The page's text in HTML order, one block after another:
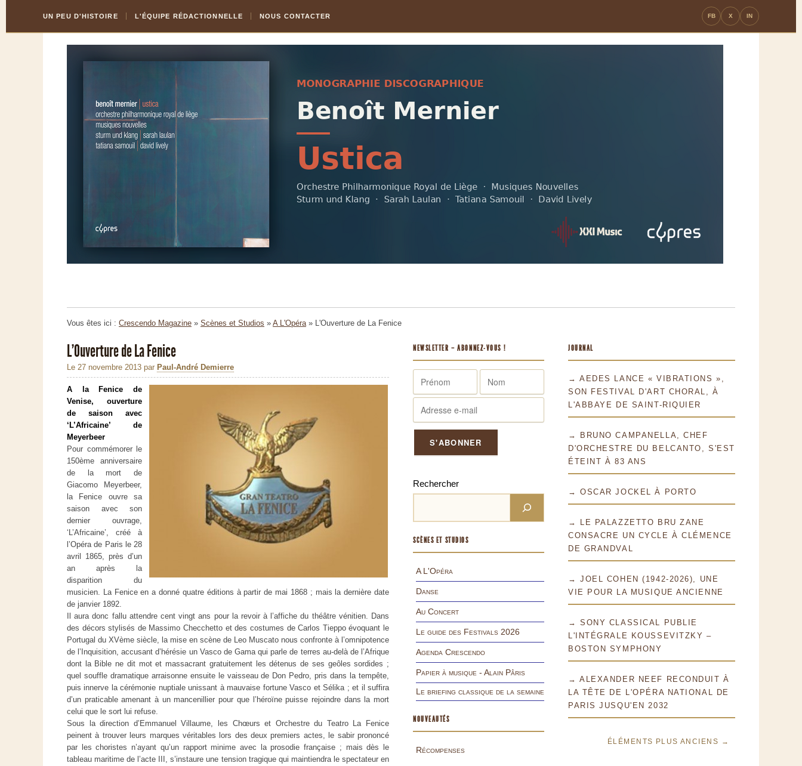
Content
la
UN PEU D'HISTOIRE L'ÉQUIPE RÉDACTIONNELLE NOUS CONTACTER FB X IN
Vous êtes ici : Crescendo Magazine » Scènes et Studios » A L'Opéra» L'Ouverture de La Fenice
L'Ouverture de La Fenice
Le 27 novembre 2013 par Paul-André Demierre
A la Fenice de
Venise, ouverture
de saison avec
‘L’Africaine’ de
Meyerbeer
Pour commémorer le
150ème anniversaire
de la mort de
Giacomo Meyerbeer,
la Fenice ouvre sa
saison avec son
dernier ouvrage,
‘L’Africaine’, créé à
l’Opéra de Paris le 28
avril 1865, près d’un
an après la
disparition du
musicien. La Fenice en a donné quatre éditions à partir de mai 1868 ; mais la dernière date
de janvier 1892.
Il aura donc fallu attendre cent vingt ans pour la revoir à l’affiche du théâtre vénitien. Dans
des décors stylisés de Massimo Checchetto et des costumes de Carlos Tieppo évoquant le
Portugal du XVème siècle, la mise en scène de Leo Muscato nous confronte à l’omnipotence
de l’Inquisition, accusant d’hérésie un Vasco de Gama qui parle de terres au-delà de l’Afrique
dont la Bible ne dit mot et massacrant gratuitement les détenus de ses geôles sordides ;
quel souffle dramatique arraisonne ensuite le vaisseau de Don Pedro, pris dans la tempête,
puis innerve la cérémonie nuptiale unissant à mauvaise fortune Vasco et Sélika ; et il suffira
d’un praticable amenant à un mancenillier pour que l’héroïne puisse rejoindre dans la mort
celui que le sort lui refuse.
Sous la direction d’Emmanuel Villaume, les Chœurs et Orchestre du Teatro La Fenice
peinent à trouver leurs marques véritables lors des deux premiers actes, le sabir prononcé
par les choristes n’ayant qu’un rapport minime avec la prosodie française ; mais dès le
tableau maritime de l’acte III, s’instaure une tension tragique qui maintiendra le spectateur en
NEWSLETTER – ABONNEZ-VOUS !
Rechercher
SCÈNES ET STUDIOS
A L'Opéra
Danse
Au Concert
Le guide des Festivals 2026
Agenda Crescendo
Papier à musique - Alain Pâris
Le briefing classique de la semaine
NOUVEAUTÉS
Récompenses
JOURNAL
→ AEDES LANCE « VIBRATIONS »,
SON FESTIVAL D'ART CHORAL, À
L'ABBAYE DE SAINT-RIQUIER
→ BRUNO CAMPANELLA, CHEF
D'ORCHESTRE DU BELCANTO, S'EST
ÉTEINT À 83 ANS
→ OSCAR JOCKEL À PORTO
→ LE PALAZZETTO BRU ZANE
CONSACRE UN CYCLE À CLÉMENCE
DE GRANDVAL
→ JOEL COHEN (1942-2026), UNE
VIE POUR LA MUSIQUE ANCIENNE
→ SONY CLASSICAL PUBLIE
L'INTÉGRALE KOUSSEVITZKY –
BOSTON SYMPHONY
→ ALEXANDER NEEF RECONDUIT À
LA TÊTE DE L'OPÉRA NATIONAL DE
PARIS JUSQU'EN 2032
ÉLÉMENTS PLUS ANCIENS →